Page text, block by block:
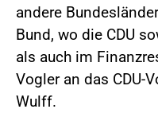
andere
Bund, wo die CDU
als auch im
Vogler an das
Wulff.